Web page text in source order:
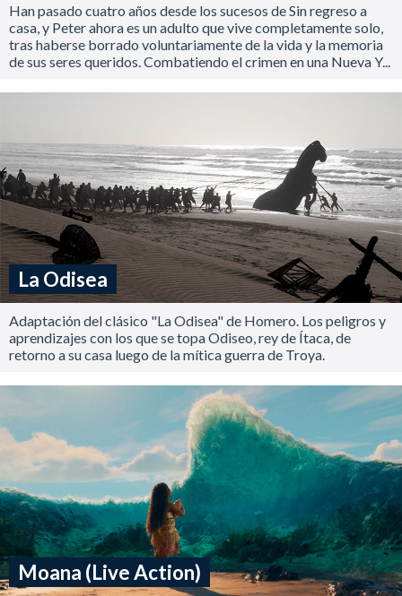
Han pasado cuatro años desde los sucesos de Sin regreso a
casa, y Peter ahora es un adulto que vive completamente solo,
tras haberse borrado voluntariamente de la vida y la memoria
de sus seres queridos. Combatiendo el crimen en una Nueva Y...
La Odisea
Adaptación del clásico "La Odisea" de Homero. Los peligros y
aprendizajes con los que se topa Odiseo, rey de Ítaca, de
retorno a su casa luego de la mítica guerra de Troya.
Moana (Live Action)